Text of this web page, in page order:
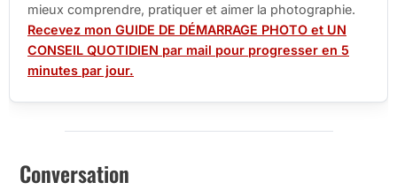
mieux comprendre, pratiquer et aimer la photographie.
Recevez mon GUIDE DE DÉMARRAGE PHOTO et UN
CONSEIL QUOTIDIEN par mail pour progresser en 5
minutes par jour.
Conversation